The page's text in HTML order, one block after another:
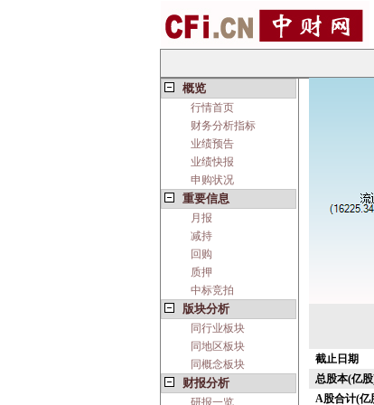
概览
行情首页
财务分析指标
业绩预告
业绩快报
申购状况
重要信息
月报
减持
回购
质押
中标竞拍
版块分析
同行业板块
同地区板块
同概念板块
财报分析
研报一览
截止日期
总股本(亿
A股合计(亿